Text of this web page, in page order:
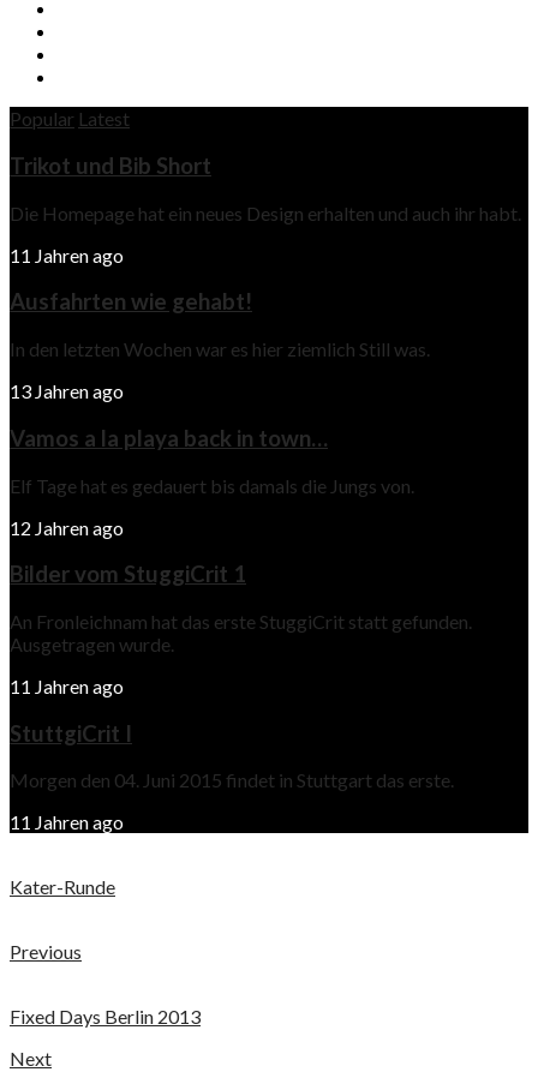
Popular Latest
Trikot und Bib Short
Die Homepage hat ein neues Design erhalten und auch ihr habt.
11 Jahren ago
Ausfahrten wie gehabt!
In den letzten Wochen war es hier ziemlich Still was.
13 Jahren ago
Vamos a la playa back in town…
Elf Tage hat es gedauert bis damals die Jungs von.
12 Jahren ago
Bilder vom StuggiCrit 1
An Fronleichnam hat das erste StuggiCrit statt gefunden.
Ausgetragen wurde.
11 Jahren ago
StuttgiCrit I
Morgen den 04. Juni 2015 findet in Stuttgart das erste.
11 Jahren ago
Kater-Runde
Previous
Fixed Days Berlin 2013
Next